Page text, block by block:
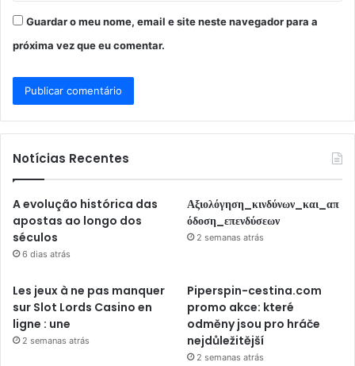
Guardar o meu nome, email e site neste navegador para a
próxima vez que eu comentar.
Notícias Recentes
A evolução histórica das
apostas ao longo dos
séculos
6 dias atrás
Αξιολόγηση_κινδύνων_και_απ
όδοση_επενδύσεων
2 semanas atrás
Les jeux à ne pas manquer
sur Slot Lords Casino en
ligne : une
2 semanas atrás
Piperspin-cestina.com
promo akce: které
odměny jsou pro hráče
nejdůležitější
2 semanas atrás